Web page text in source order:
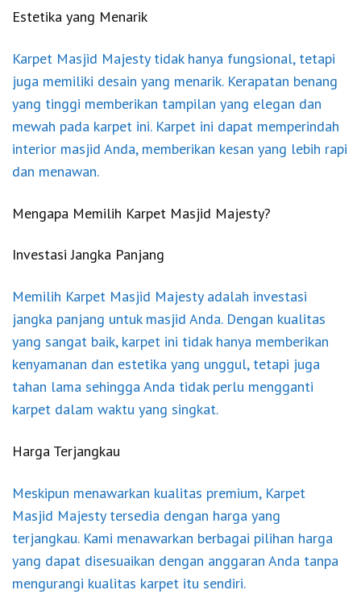
Estetika yang Menarik
Karpet Masjid Majesty tidak hanya fungsional, tetapi
juga memiliki desain yang menarik. Kerapatan benang
yang tinggi memberikan tampilan yang elegan dan
mewah pada karpet ini. Karpet ini dapat memperindah
interior masjid Anda, memberikan kesan yang lebih rapi
dan menawan.
Mengapa Memilih Karpet Masjid Majesty?
Investasi Jangka Panjang
Memilih Karpet Masjid Majesty adalah investasi
jangka panjang untuk masjid Anda. Dengan kualitas
yang sangat baik, karpet ini tidak hanya memberikan
kenyamanan dan estetika yang unggul, tetapi juga
tahan lama sehingga Anda tidak perlu mengganti
karpet dalam waktu yang singkat.
Harga Terjangkau
Meskipun menawarkan kualitas premium, Karpet
Masjid Majesty tersedia dengan harga yang
terjangkau. Kami menawarkan berbagai pilihan harga
yang dapat disesuaikan dengan anggaran Anda tanpa
mengurangi kualitas karpet itu sendiri.